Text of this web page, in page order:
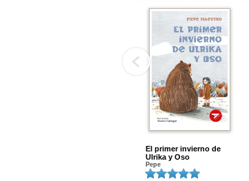
El primer invierno de
Ulrika y Oso
Pepe